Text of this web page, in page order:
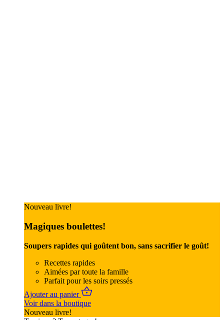
Nouveau livre!
Magiques boulettes!
Soupers rapides qui goûtent bon, sans sacrifier le goût!
Recettes rapides
Aimées par toute la famille
Parfait pour les soirs pressés
Ajouter au panier
Voir dans la boutique
Nouveau livre!